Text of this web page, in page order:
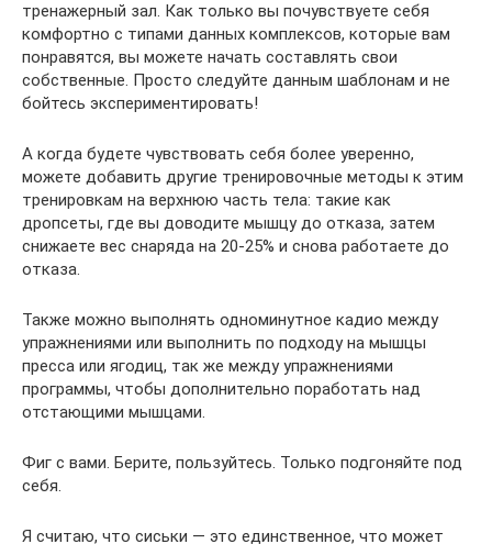
тренажерный зал. Как только вы почувствуете себя
комфортно с типами данных комплексов, которые вам
понравятся, вы можете начать составлять свои
собственные. Просто следуйте данным шаблонам и не
бойтесь экспериментировать!
А когда будете чувствовать себя более уверенно,
можете добавить другие тренировочные методы к этим
тренировкам на верхнюю часть тела: такие как
дропсеты, где вы доводите мышцу до отказа, затем
снижаете вес снаряда на 20-25% и снова работаете до
отказа.
Также можно выполнять одноминутное кадио между
упражнениями или выполнить по подходу на мышцы
пресса или ягодиц, так же между упражнениями
программы, чтобы дополнительно поработать над
отстающими мышцами.
Фиг с вами. Берите, пользуйтесь. Только подгоняйте под
себя.
Я считаю, что сиськи — это единственное, что может